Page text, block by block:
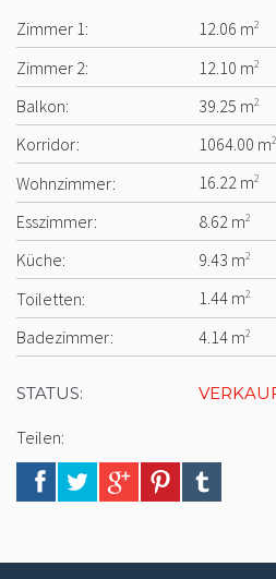
Zimmer 1: 12.06 m2
Zimmer 2: 12.10 m2
Balkon: 39.25 m2
Korridor: 1064.00 m2
Wohnzimmer: 16.22 m2
Esszimmer: 8.62 m2
Küche: 9.43 m2
Toiletten: 1.44 m2
Badezimmer: 4.14 m2
STATUS:
Teilen: